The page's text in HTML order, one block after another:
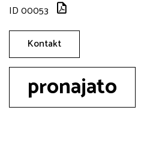
ID 00053
Kontakt
pronajato